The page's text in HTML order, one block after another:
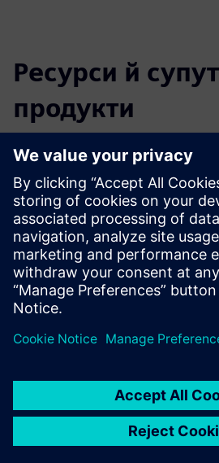
Ресурси й
продукти
Додаткова
Інформація про товар: NavVis
Технічна специфікація: NavVis
Передумови